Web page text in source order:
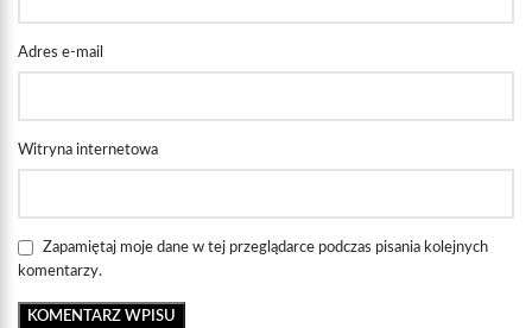
Adres e-mail
Witryna internetowa
Zapamiętaj moje dane w tej przeglądarce podczas pisania kolejnych
komentarzy.